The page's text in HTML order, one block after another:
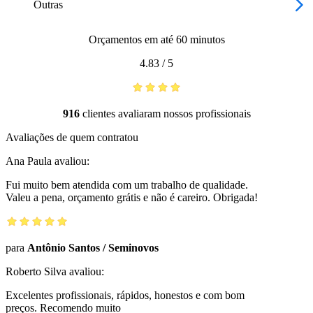
Outras
Orçamentos em até 60 minutos
4.83 / 5
916clientes avaliaram nossos profissionais
Avaliações de quem contratou
Ana Paula avaliou:
Fui muito bem atendida com um trabalho de qualidade.
Valeu a pena, orçamento grátis e não é careiro. Obrigada!
para Antônio Santos /Seminovos
Roberto Silva avaliou:
Excelentes profissionais, rápidos, honestos e com bom
preços. Recomendo muito